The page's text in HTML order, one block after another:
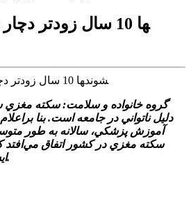
گروه خانواده و سلامت: سکته
دليل ناتواني در جامعه است. بنا
سکته مغزي در کشور اتفاق
ايسکميک و هموراژيک است.